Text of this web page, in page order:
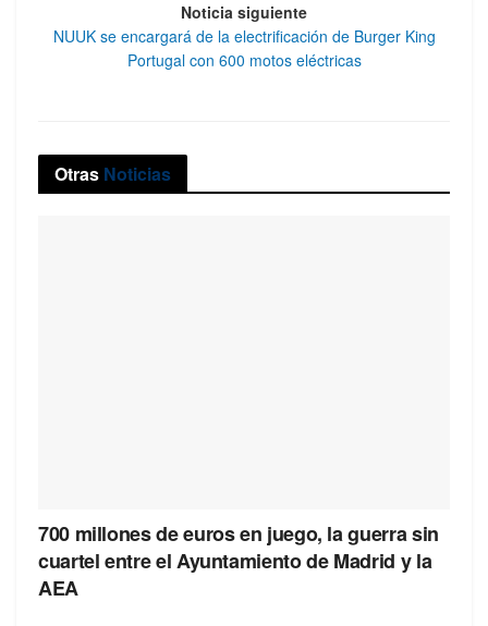
Noticia siguiente
NUUK se encargará de la electrificación de Burger King
Portugal con 600 motos eléctricas
Otras Noticias
700 millones de euros en juego, la guerra sin
cuartel entre el Ayuntamiento de Madrid y la
AEA